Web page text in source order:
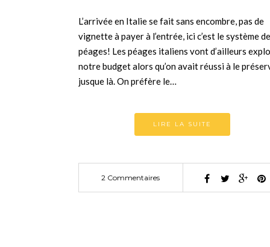
L’arrivée en Italie se fait sans encombre, pas de
vignette à payer à l’entrée, ici c’est le système
péages! Les péages italiens vont d’ailleurs
notre budget alors qu’on avait réussi à le
jusque là. On préfère le…
LIRE LA SUITE
2 Commentaires